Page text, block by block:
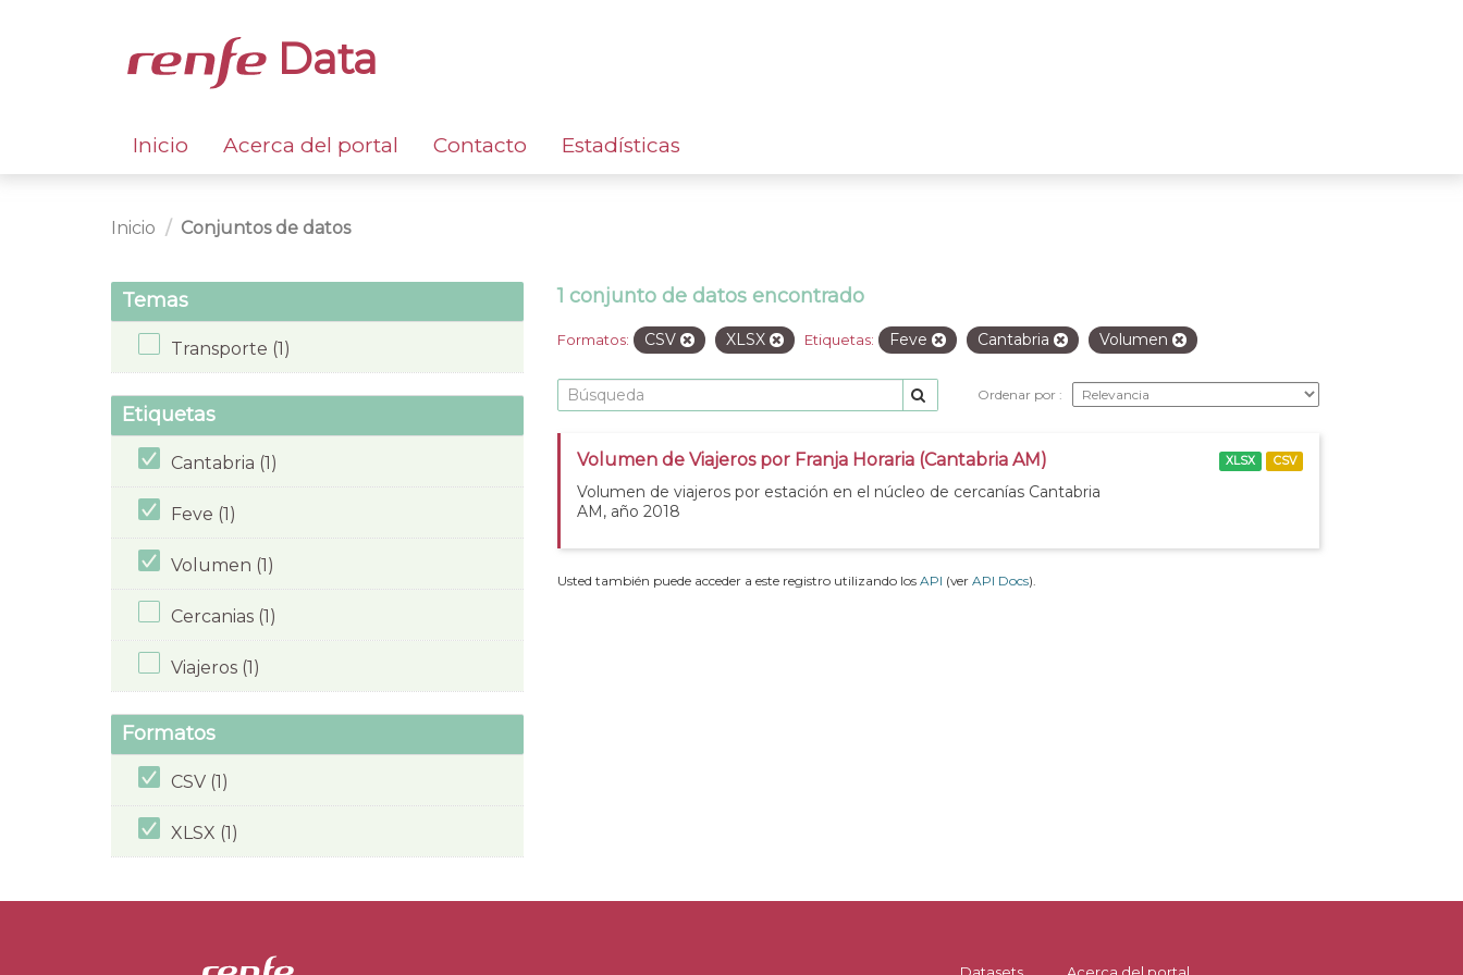
Data
Inicio Acerca del portal Contacto Estadísticas
Inicio Conjuntos de datos
Temas
Transporte (1)
Etiquetas
Cantabria (1)
Feve (1)
Volumen (1)
Cercanias (1)
Viajeros (1)
Formatos
CSV (1)
XLSX (1)
1 conjunto de datos encontrado
Formatos: CSV XLSX Etiquetas: Feve Cantabria Volumen
Ordenar por
Volumen de Viajeros por Franja Horaria (Cantabria AM)
Volumen de viajeros por estación en el núcleo de cercanías Cantabria
AM, año 2018
XLSX CSV
Usted también puede acceder a este registro utilizando los API (ver API Docs).
Datasets Acerca del portal